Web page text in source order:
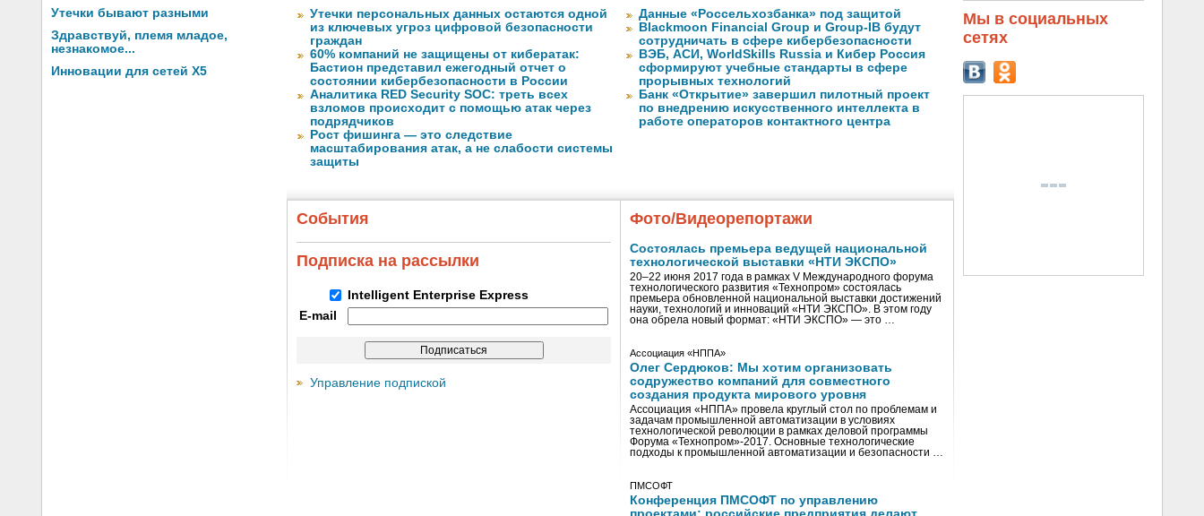
Утечки бывают разными
Здравствуй, племя младое,
незнакомое...
Инновации для сетей X5
Утечки персональных данных остаются одной
из ключевых угроз цифровой безопасности
граждан
60% компаний не защищены от кибератак:
Бастион представил ежегодный отчет о
состоянии кибербезопасности в России
Аналитика RED Security SOC: треть всех
взломов происходит с помощью атак через
подрядчиков
Рост фишинга — это следствие
масштабирования атак, а не слабости системы
защиты
Данные «Россельхозбанка» под защитой
Blackmoon Financial Group и Group-IB будут
сотрудничать в сфере кибербезопасности
ВЭБ, АСИ, WorldSkills Russia и Кибер Россия
сформируют учебные стандарты в сфере
прорывных технологий
Банк «Открытие» завершил пилотный проект
по внедрению искусственного интеллекта в
работе операторов контактного центра
События
Подписка на рассылки
Intelligent Enterprise Express
E-mail
Управление подпиской
Фото/Видеорепортажи
Состоялась премьера ведущей национальной
технологической выставки «НТИ ЭКСПО»
20–22 июня 2017 года в рамках V Международного форума
технологического развития «Технопром» состоялась
премьера обновленной национальной выставки достижений
науки, технологий и инноваций «НТИ ЭКСПО». В этом году
она обрела новый формат: «НТИ ЭКСПО» — это …
Ассоциация «НППА»
Олег Сердюков: Мы хотим организовать
содружество компаний для совместного
создания продукта мирового уровня
Ассоциация «НППА» провела круглый стол по проблемам и
задачам промышленной автоматизации в условиях
технологической революции в рамках деловой программы
Форума «Технопром»-2017. Основные технологические
подходы к промышленной автоматизации и безопасности …
ПМСОФТ
Конференция ПМСОФТ по управлению
Мы в социальных
сетях